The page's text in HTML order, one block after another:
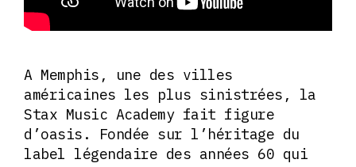
A Memphis, une des villes
américaines les plus sinistrées, la
Stax Music Academy fait figure
d’oasis. Fondée sur l’héritage du
label légendaire des années 60 qui